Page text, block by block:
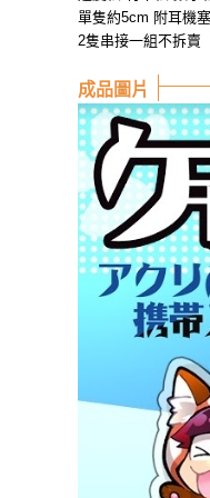
單隻約5cm 附耳機塞
2隻串接一組不拆賣
成品圖片